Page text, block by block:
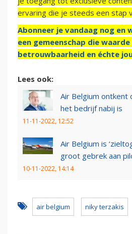
ervaring die je steeds een stap
Abonneer je vandaag nog en
een gemeenschap die
betrouwbaarheid en échte
Lees ook:
Air Belgium ontkent
het bedrijf nabij is
11-11-2022, 12:52
Air Belgium is
groot gebrek aan
10-11-2022, 14:14
air belgium niky terzakis